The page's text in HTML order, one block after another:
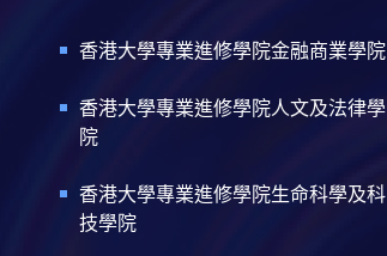
香港大學專業進修學院金融商業學院
香港大學專業進修學院人文及法律學
院
香港大學專業進修學院生命科學及科
技學院